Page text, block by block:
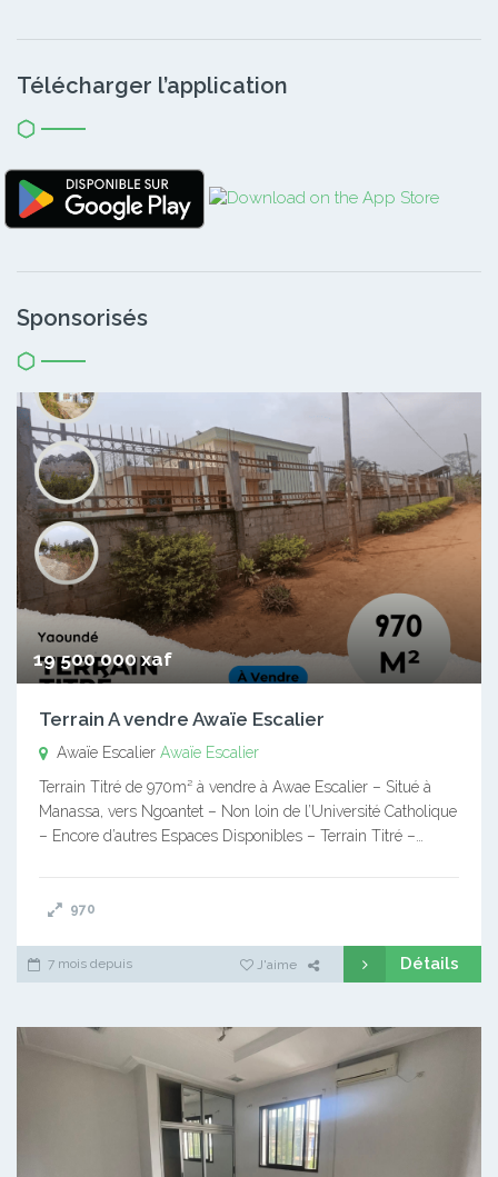
Télécharger l’application
Sponsorisés
19 500 000 xaf
Terrain A vendre Awaïe Escalier
Awaïe Escalier Awaïe Escalier
Terrain Titré de 970m² à vendre à Awae Escalier – Situé à
Manassa, vers Ngoantet – Non loin de l’Université Catholique
– Encore d’autres Espaces Disponibles – Terrain Titré –…
970
7 mois depuis J'aime Détails